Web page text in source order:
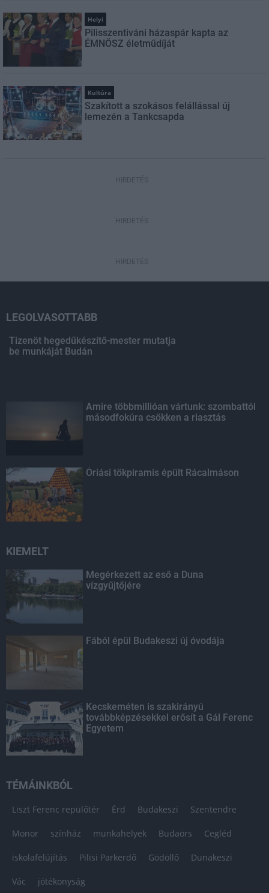
Helyi
Pilisszentiváni házaspár kapta az
ÉMNÖSZ életműdíját
Kultúra
Szakított a szokásos felállással új
lemezén a Tankcsapda
HIRDETÉS
HIRDETÉS
HIRDETÉS
LEGOLVASOTTABB
Tizenöt hegedűkészítő-mester mutatja
be munkáját Budán
Amire többmillióan vártunk: szombattól
másodfokúra csökken a riasztás
Óriási tökpiramis épült Rácalmáson
KIEMELT
Megérkezett az eső a Duna
vízgyűjtőjére
Fából épül Budakeszi új óvodája
Kecskeméten is szakirányú
továbbképzésekkel erősít a Gál Ferenc
Egyetem
TÉMÁINKBÓL
Liszt Ferenc repülőtér Érd Budakeszi Szentendre
Monor színház munkahelyek Budaörs Cegléd
iskolafelújítás Pilisi Parkerdő Gödöllő Dunakeszi
Vác jótékonyság